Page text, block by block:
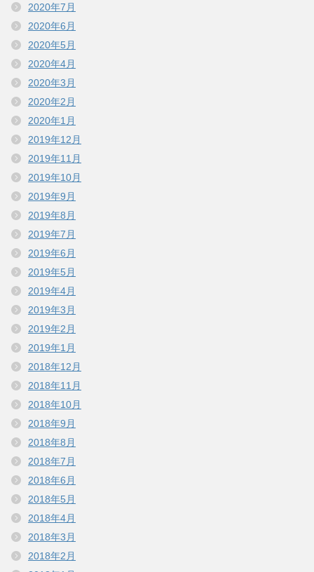
2020年7月
2020年6月
2020年5月
2020年4月
2020年3月
2020年2月
2020年1月
2019年12月
2019年11月
2019年10月
2019年9月
2019年8月
2019年7月
2019年6月
2019年5月
2019年4月
2019年3月
2019年2月
2019年1月
2018年12月
2018年11月
2018年10月
2018年9月
2018年8月
2018年7月
2018年6月
2018年5月
2018年4月
2018年3月
2018年2月